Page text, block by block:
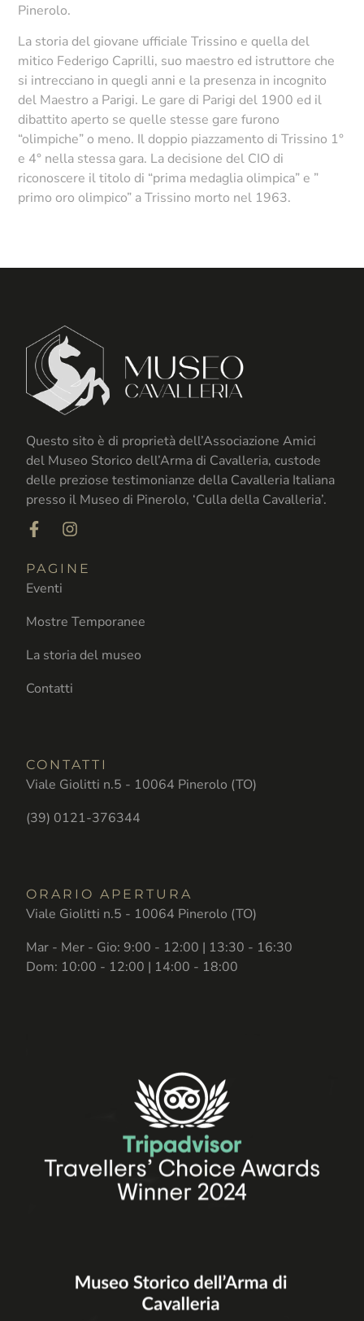
Pinerolo.
La storia del giovane ufficiale Trissino e quella del
mitico Federigo Caprilli, suo maestro ed istruttore che
si intrecciano in quegli anni e la presenza in incognito
del Maestro a Parigi. Le gare di Parigi del 1900 ed il
dibattito aperto se quelle stesse gare furono
“olimpiche” o meno. Il doppio piazzamento di Trissino 1°
e 4° nella stessa gara. La decisione del CIO di
riconoscere il titolo di “prima medaglia olimpica” e ”
primo oro olimpico” a Trissino morto nel 1963.
Questo sito è di proprietà dell’Associazione Amici
del Museo Storico dell’Arma di Cavalleria, custode
delle preziose testimonianze della Cavalleria Italiana
presso il Museo di Pinerolo, ‘Culla della Cavalleria’.
PAGINE
Eventi
Mostre Temporanee
La storia del museo
Contatti
CONTATTI
Viale Giolitti n.5 - 10064 Pinerolo (TO)
(39) 0121-376344
ORARIO APERTURA
Viale Giolitti n.5 - 10064 Pinerolo (TO)
Mar - Mer - Gio: 9:00 - 12:00 | 13:30 - 16:30
Dom: 10:00 - 12:00 | 14:00 - 18:00